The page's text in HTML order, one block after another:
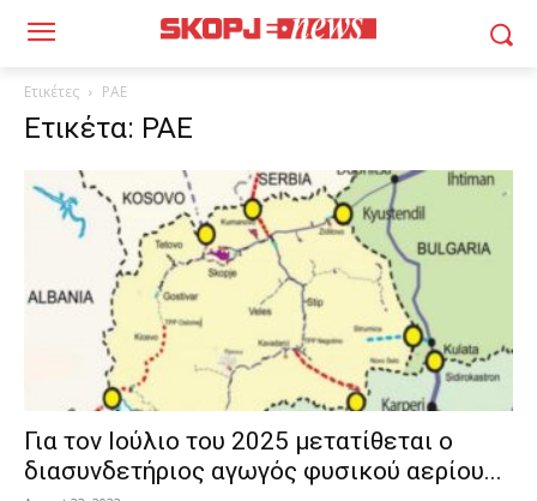
Ετικέτες ΡΑΕ
Ετικέτα: ΡΑΕ
Για τον Ιούλιο του 2025 μετατίθεται ο
διασυνδετήριος αγωγός φυσικού αερίου...